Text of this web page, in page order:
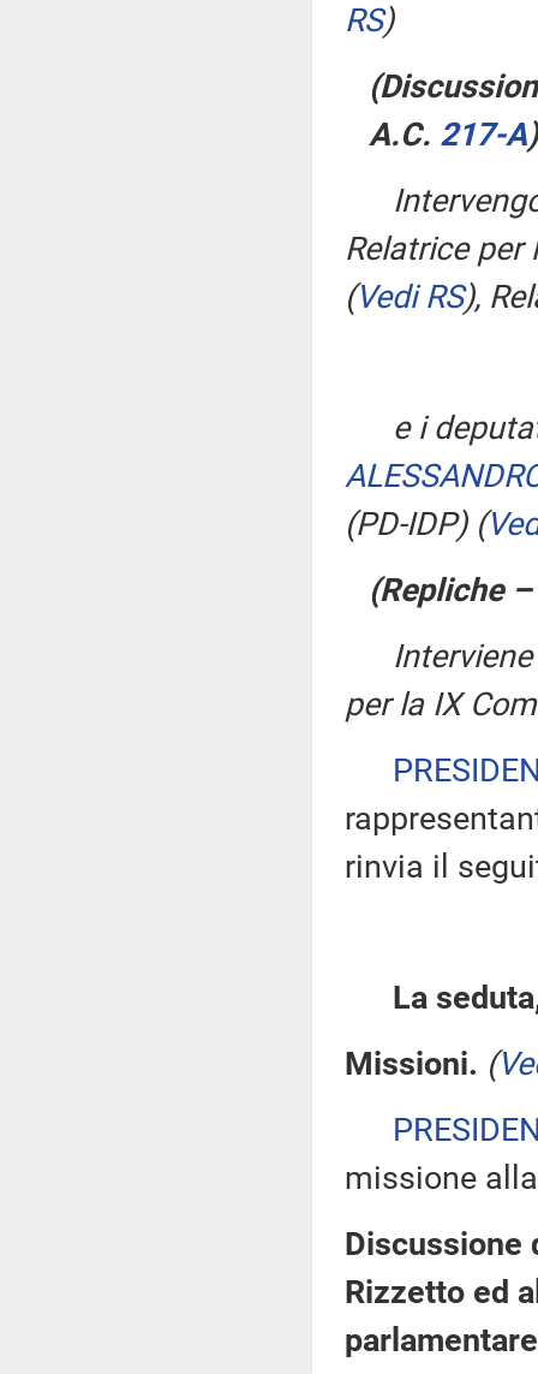
RS)
A.C. 217-A​)
Relatrice
(Vedi RS),
e i
(PD-IDP) (
(Repliche
per la IX
rinvia il
La
Missioni. (
missione
Discussione
Rizzetto ed